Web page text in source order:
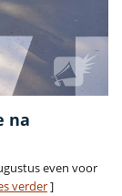
na
even voor
verder]